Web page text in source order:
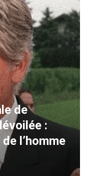
de
:
l’homme